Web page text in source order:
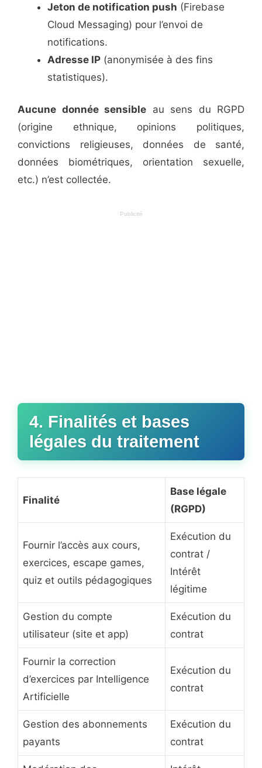
Jeton de notification push (Firebase
Cloud Messaging) pour l’envoi de
notifications.
Adresse IP (anonymisée à des fins
statistiques).
Aucune donnée sensible au sens du RGPD
(origine ethnique, opinions politiques,
convictions religieuses, données de santé,
données biométriques, orientation sexuelle,
etc.) n’est collectée.
Publicité
4. Finalités et bases
légales du traitement
Finalité
Base légale
(RGPD)
Fournir l’accès aux cours,
exercices, escape games,
quiz et outils pédagogiques
Exécution du
contrat /
Intérêt
légitime
Gestion du compte
utilisateur (site et app)
Exécution du
contrat
Fournir la correction
d’exercices par Intelligence
Artificielle
Exécution du
contrat
Gestion des abonnements
payants
Exécution du
contrat